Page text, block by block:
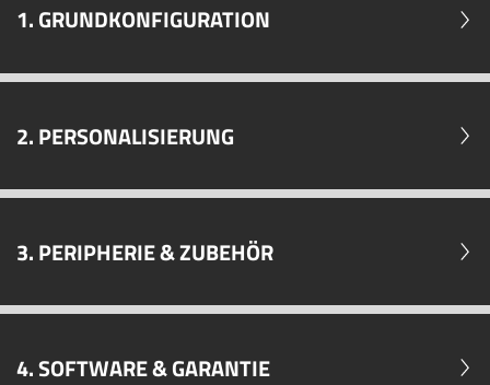
1. GRUNDKONFIGURATION
2. PERSONALISIERUNG
3. PERIPHERIE & ZUBEHÖR
4. SOFTWARE & GARANTIE